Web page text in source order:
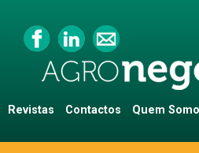
Revistas Contactos Quem